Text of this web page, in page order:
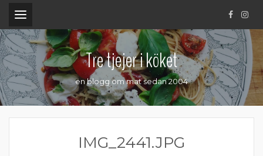
.
Tre tjejer i köket
en blogg om mat sedan 2004
IMG_2441.JPG